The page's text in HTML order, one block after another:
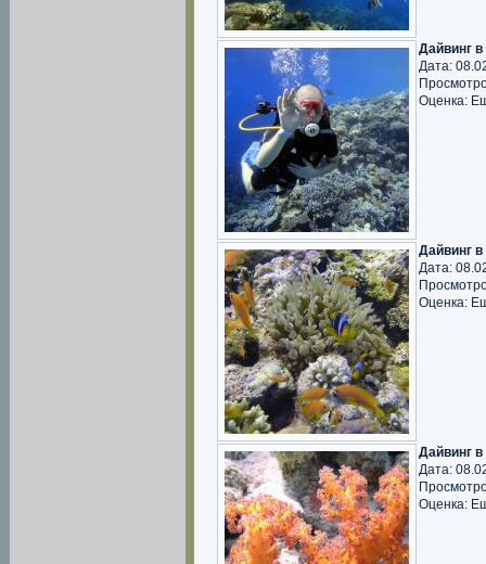
Дайвинг
Дата:
Оценка:
Дайвинг
Дата:
Оценка:
Дайвинг
Дата:
Оценка: